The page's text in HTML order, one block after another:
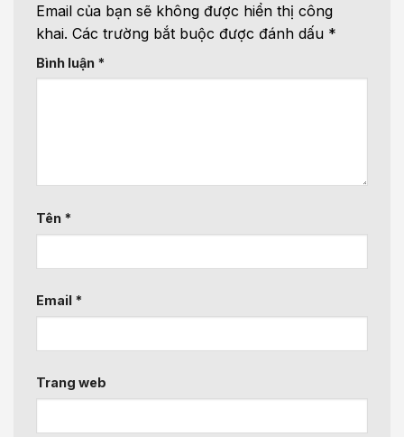
Email của bạn sẽ không được hiển thị công
khai. Các trường bắt buộc được đánh dấu *
Bình luận *
Tên *
Email *
Trang web